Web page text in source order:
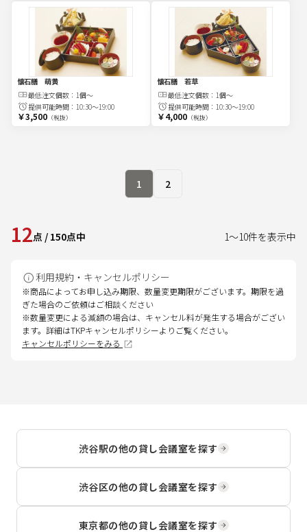
懐石膳 萌黄
最低注文個数： 1個～
提供可能時間： 10:30～19:00
￥3,500（税抜）
懐石膳 若草
最低注文個数： 1個～
提供可能時間： 10:30～19:00
￥4,000（税抜）
1 2
12点 / 150点中 1～10件を表示中
利用規約・キャンセルポリシー
※商品によってお申し込み期限、数量変更期限がございます。期限を過
ぎた場合のご依頼はご相談ください
※数量変更による減額の場合は、キャンセル料が発生する場合がござい
ます。詳細はTKPキャンセルポリシーよりご覧ください。
キャンセルポリシーをみる
渋谷駅の他の貸し会議室を探す
渋谷区の他の貸し会議室を探す
東京都の他の貸し会議室を探す